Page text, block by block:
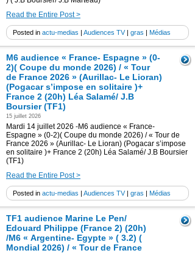
Read the Entire Post >
Posted in actu-medias | Audiences TV| gras | Médias
M6 audience « France- Espagne » (0-
2)( Coupe du monde 2026) / « Tour
de France 2026 » (Aurillac- Le Lioran)
(Pogacar s’impose en solitaire )+
France 2 (20h) Léa Salamé/ J.B
Boursier (TF1)
15 juillet 2026
Mardi 14 juillet 2026 -M6 audience « France-
Espagne » (0-2)( Coupe du monde 2026) / « Tour de
France 2026 » (Aurillac- Le Lioran) (Pogacar s’impose
en solitaire )+ France 2 (20h) Léa Salamé/ J.B Boursier
(TF1)
Read the Entire Post >
Posted in actu-medias | Audiences TV| gras | Médias
TF1 audience Marine Le Pen/
Edouard Philippe (France 2) (20h)
/M6 « Argentine- Egypte » ( 3.2) (
Mondial 2026) / « Tour de France